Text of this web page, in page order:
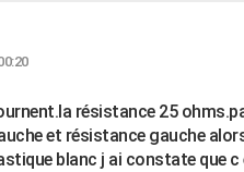
résistance 25
et résistance gauche
blanc j ai constate que